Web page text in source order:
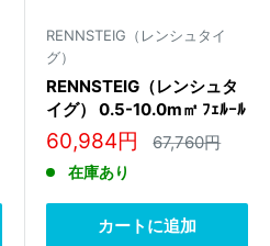
RENNSTEIG（レンシュタイ
グ）
RENNSTEIG（レンシュタ
イグ） 0.5-10.0m㎡ ﾌｪﾙｰﾙ
端子・圧着工具ｾｯﾄ 610
926
販
価
格
60,984円 通
67,760円
在庫あり
カートに追加